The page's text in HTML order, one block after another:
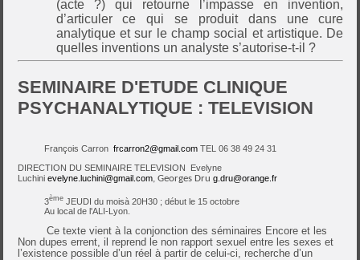
(acte ?) qui retourne l’impasse en invention,
d’articuler ce qui se produit dans une cure
analytique et sur le champ social et artistique. De
quelles inventions un analyste s’autorise-t-il ?
SEMINAIRE D'ETUDE CLINIQUE
PSYCHANALYTIQUE : TELEVISION
François Carronfrcarron2@gmail.com TEL 06 38 49 24 31
DIRECTION DU SEMINAIRE TELEVISION Evelyne
Luchinievelyne.luchini@gmail.com, Georges Drug.dru@orange.fr
3ème JEUDI du moisà 20H30 ; début le 15 octobre
Au local de l'ALI-Lyon.
Ce texte vient à la conjonction des séminaires Encore et les
Non dupes errent, il reprend le non rapport sexuel entre les sexes et
l’existence possible d’un réel à partir de celui-ci, recherche d’un